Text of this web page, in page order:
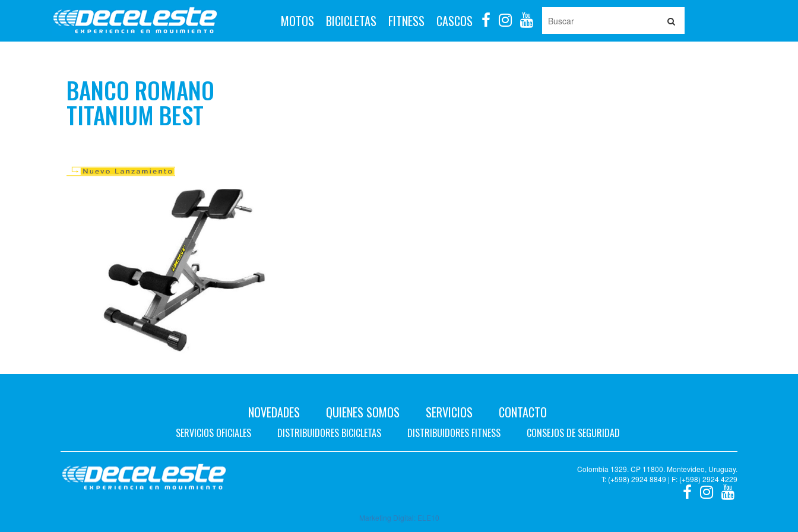
MOTOS BICICLETAS FITNESS CASCOS
BANCO ROMANO
TITANIUM BEST
NOVEDADES QUIENES SOMOS SERVICIOS CONTACTO
SERVICIOS OFICIALES DISTRIBUIDORES BICICLETAS DISTRIBUIDORES FITNESS CONSEJOS DE SEGURIDAD
Colombia 1329. CP 11800. Montevideo, Uruguay.
T: (+598) 2924 8849 | F: (+598) 2924 4229
Marketing Digital: ELE10